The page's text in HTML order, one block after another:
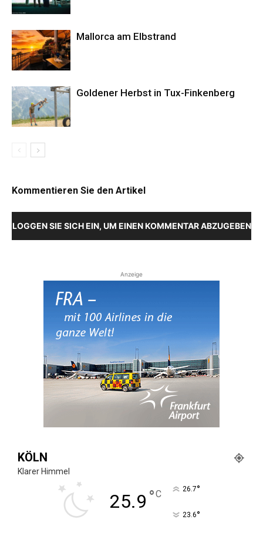
Mallorca am Elbstrand
Goldener Herbst in Tux-Finkenberg
Kommentieren Sie den Artikel
LOGGEN SIE SICH EIN, UM EINEN KOMMENTAR ABZUGEBEN
Anzeige
KÖLN
Klarer Himmel
25.9 °C 26.7°
23.6°